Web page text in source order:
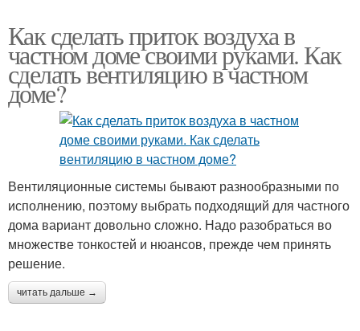
Как сделать приток воздуха в
частном доме своими руками. Как
сделать вентиляцию в частном
доме?
Вентиляционные системы бывают разнообразными по
исполнению, поэтому выбрать подходящий для частного
дома вариант довольно сложно. Надо разобраться во
множестве тонкостей и нюансов, прежде чем принять
решение.
читать дальше →